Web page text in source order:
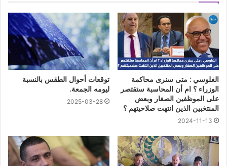
الغلوسي : متى سنرى محاكمة
الوزراء ؟ ام أن المحاسبة ستقتصر
على الموظفين الصغار وبعض
المنتخبين الذين انتهت صلاحيتهم ؟
2024-11-13
توقعات أحوال الطقس بالنسبة
ليومه الجمعة.
2025-03-28